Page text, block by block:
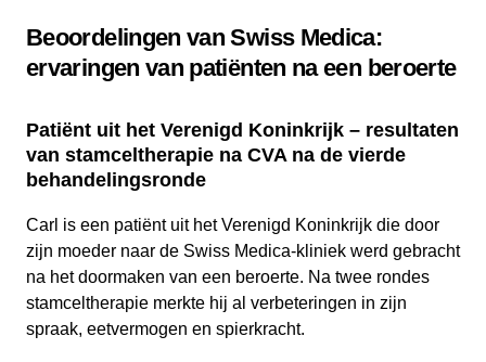
Beoordelingen van Swiss Medica:
ervaringen van patiënten na een beroerte
Patiënt uit het Verenigd Koninkrijk – resultaten
van stamceltherapie na CVA na de vierde
behandelingsronde
Carl is een patiënt uit het Verenigd Koninkrijk die door
zijn moeder naar de Swiss Medica-kliniek werd gebracht
na het doormaken van een beroerte. Na twee rondes
stamceltherapie merkte hij al verbeteringen in zijn
spraak, eetvermogen en spierkracht.